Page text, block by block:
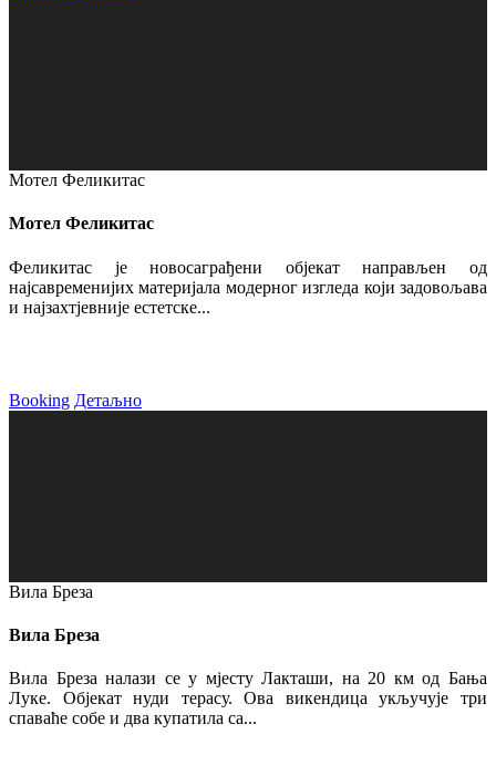
Мотел Феликитас
Мотел Феликитас
Феликитас је новосаграђени објекат направљен од
најсавременијих материјала модерног изгледа који задовољава
и најзахтјевније естетске...
Booking Детаљно
Вила Бреза
Вила Бреза
Вила Бреза налази се у мјесту Лакташи, на 20 км од Бања
Луке. Објекат нуди терасу. Ова викендица укључује три
спаваће собе и два купатила са...